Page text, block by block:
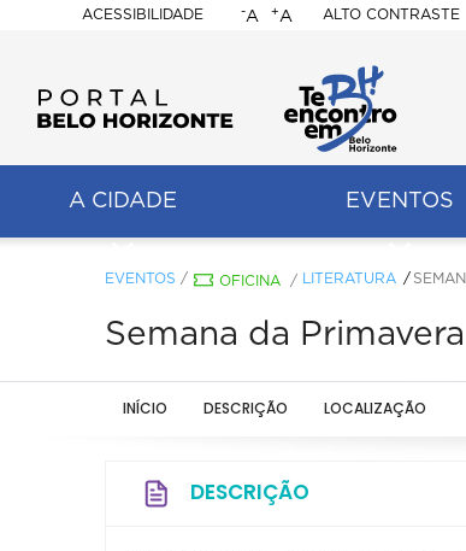
ACESSIBILIDADE
BELO
HORIZONTE
-A +A ALTO CONTRASTE
A CIDADE EVENTOS
EVENTOS / OFICINA / LITERATURA
Semana da Primavera
INÍCIO DESCRIÇÃO LOCALIZAÇÃO
DESCRIÇÃO